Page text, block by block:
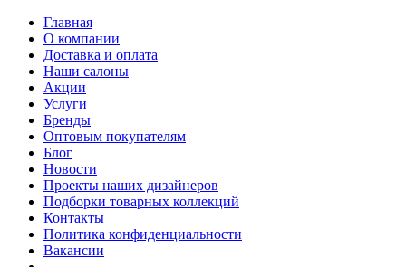
Главная
О компании
Доставка и оплата
Наши cалоны
Акции
Услуги
Бренды
Оптовым покупателям
Блог
Новости
Проекты наших дизайнеров
Подборки товарных коллекций
Контакты
Политика конфиденциальности
Вакансии